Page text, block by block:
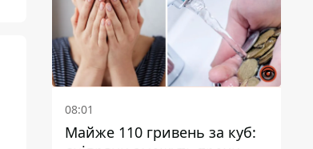
08:01
Майже 110 гривень за куб: